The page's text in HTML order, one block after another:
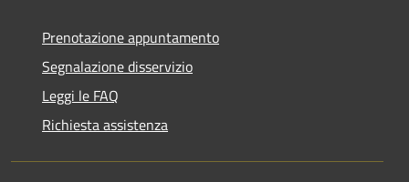
Prenotazione appuntamento
Segnalazione disservizio
Leggi le FAQ
Richiesta assistenza